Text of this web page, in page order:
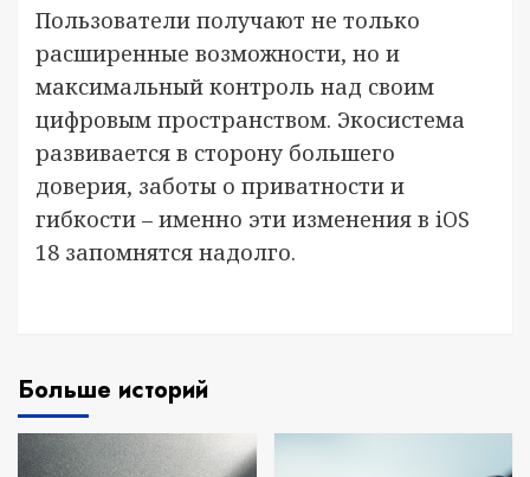
Пользователи получают не только
расширенные возможности, но и
максимальный контроль над своим
цифровым пространством. Экосистема
развивается в сторону большего
доверия, заботы о приватности и
гибкости – именно эти изменения в iOS
18 запомнятся надолго.
Больше историй